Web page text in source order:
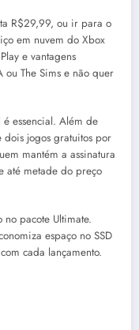
R$29,99, ou ir para o
em nuvem do Xbox
e vantagens
ou The Sims e não quer
essencial. Além de
jogos gratuitos por
mantém a assinatura
até metade do preço
pacote Ultimate.
espaço no SSD
cada lançamento.